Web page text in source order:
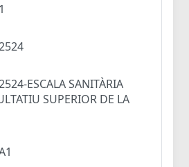
1
ESCALA SANITÀRIA
SUPERIOR DE LA